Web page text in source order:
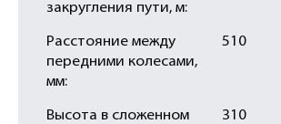
закругления пути, м:
Расстояние между
передними колесами,
мм:
510
Высота в сложенном
310